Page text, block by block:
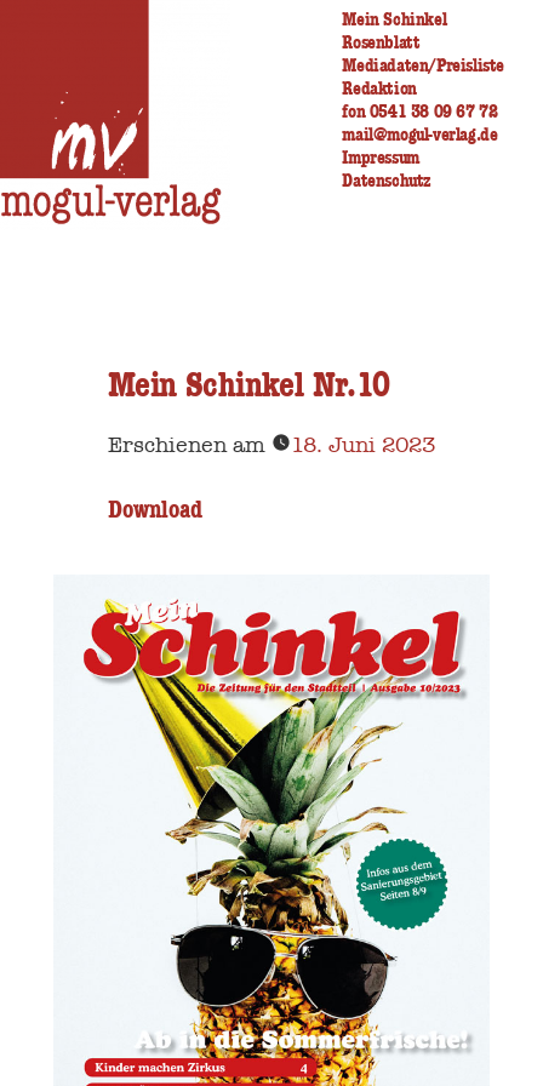
springen
Mein Schinkel
Rosenblatt
Mediadaten/Preisliste
Redaktion
fon 0541 38 09 67 72
mail@mogul-verlag.de
Impressum
Datenschutz
Mein Schinkel Nr.10
Erschienen am 18. Juni 2023
Download